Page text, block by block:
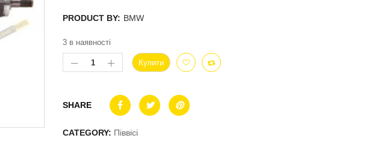
PRODUCT BY: BMW
3 в наявності
Купити
SHARE
CATEGORY: Піввісі